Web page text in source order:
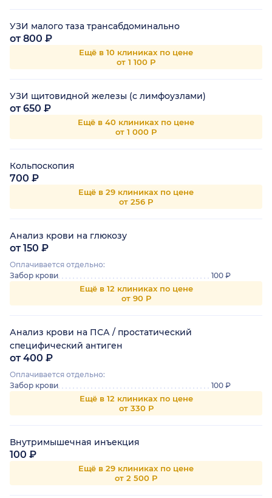
УЗИ малого таза трансабдоминально
от 800 ₽
Ещё в 10 клиниках по цене
от 1 100 Р
УЗИ щитовидной железы (с лимфоузлами)
от 650 ₽
Ещё в 40 клиниках по цене
от 1 000 Р
Кольпоскопия
700 ₽
Ещё в 29 клиниках по цене
от 256 Р
Анализ крови на глюкозу
от 150 ₽
Оплачивается отдельно:
Забор крови
100 ₽
Ещё в 12 клиниках по цене
от 90 Р
Анализ крови на ПСА / простатический
специфический антиген
от 400 ₽
Оплачивается отдельно:
Забор крови
100 ₽
Ещё в 12 клиниках по цене
от 330 Р
Внутримышечная инъекция
100 ₽
Ещё в 29 клиниках по цене
от 2 500 Р